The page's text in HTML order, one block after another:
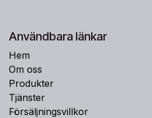
Användbara länkar
Hem
Om oss
Produkter
Tjänster
Försäljningsvillkor